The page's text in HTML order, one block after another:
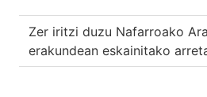
Zer iritzi duzu Nafarroako
erakundean eskainitako